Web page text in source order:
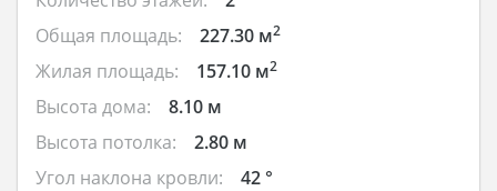
Общая площадь:
227.30 м2
Жилая площадь: 157.10 м2
Высота дома:
8.10 м
Высота потолка:
2.80 м
Угол наклона кровли:
42 °